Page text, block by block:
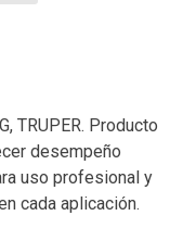
TRUPER. Producto
desempeño
uso profesional y
cada aplicación.